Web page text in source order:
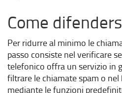
Come
Per ridurre al minimo le
passo consiste nel verificare
telefonico offra un servizio in
filtrare le chiamate spam o
mediante le funzioni